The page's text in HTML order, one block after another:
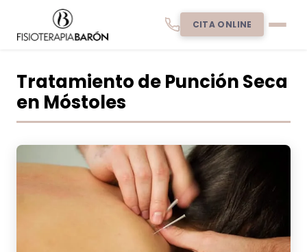
CITA ONLINE
Tratamiento de Punción Seca
en Móstoles